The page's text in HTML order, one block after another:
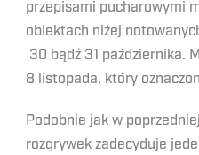
przepisami pucharowymi
obiektach niżej
30 bądź 31 października.
8 listopada, który
Podobnie jak w
rozgrywek zadecyduje